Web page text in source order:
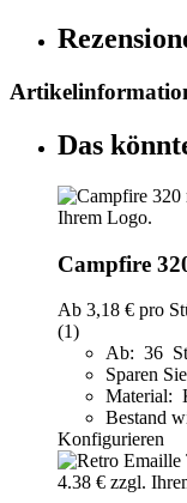
Das
Campfire
Ab 3,18 € pro
(1)
Ab: 36
Sparen
Material:
Bestand
Konfigurieren